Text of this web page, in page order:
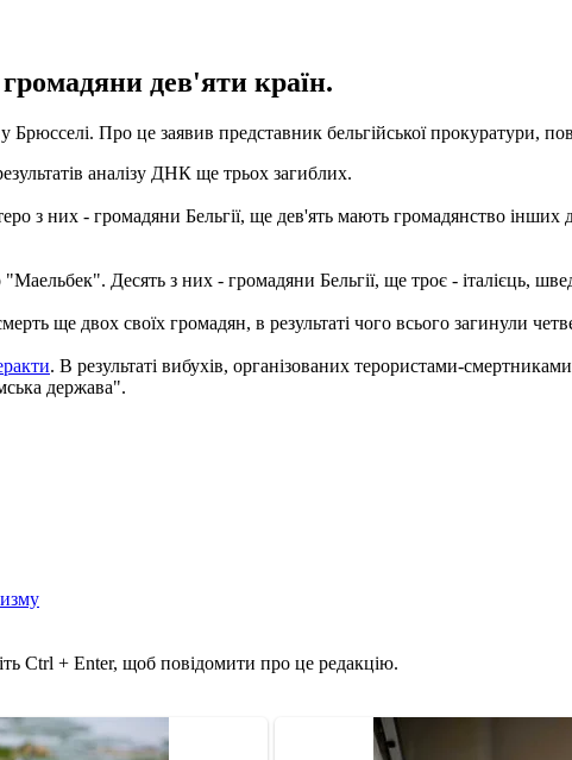
дев'яти країн.
Брюсселі. Про це заявив представник бельгійської прокуратури,
аналізу ДНК ще трьох загиблих.
з них - громадяни Бельгії, ще дев'ять мають громадянство
Десять з них - громадяни Бельгії, ще троє - італієць,
ще двох своїх громадян, в результаті чого всього загинули
. В результаті вибухів, організованих терористами-
держава".
Ctrl + Enter, щоб повідомити про це редакцію.